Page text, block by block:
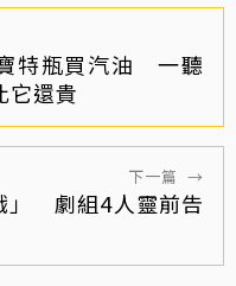
特瓶買汽油 一聽
它還貴
下一篇 →
」 劇組4人靈前告